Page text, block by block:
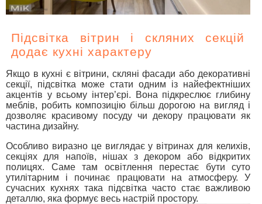
Підсвітка вітрин і скляних секцій
додає кухні характеру
Якщо в кухні є вітрини, скляні фасади або декоративні
секції, підсвітка може стати одним із найефектніших
акцентів у всьому інтер’єрі. Вона підкреслює глибину
меблів, робить композицію більш дорогою на вигляд і
дозволяє красивому посуду чи декору працювати як
частина дизайну.
Особливо виразно це виглядає у вітринах для келихів,
секціях для напоїв, нішах з декором або відкритих
полицях. Саме там освітлення перестає бути суто
утилітарним і починає працювати на атмосферу. У
сучасних кухнях така підсвітка часто стає важливою
деталлю, яка формує весь настрій простору.